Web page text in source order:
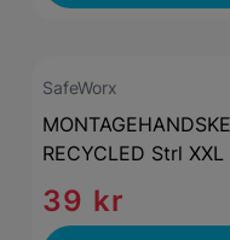
SafeWorx
RECYCLED Strl
39 kr